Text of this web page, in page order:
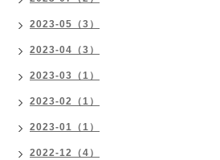
2023-05（3）
2023-04（3）
2023-03（1）
2023-02（1）
2023-01（1）
2022-12（4）